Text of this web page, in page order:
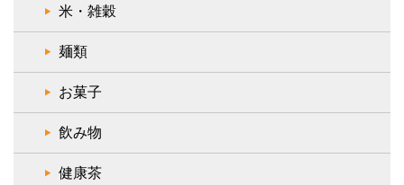
米・雑穀
麺類
お菓子
飲み物
健康茶